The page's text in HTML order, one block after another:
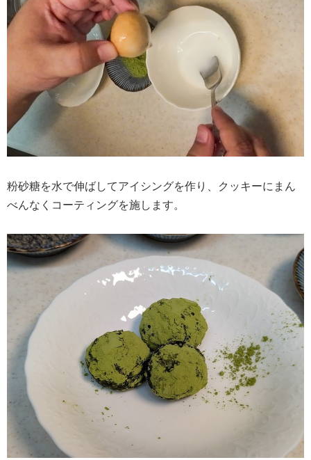
粉砂糖を水で伸ばしてアイシングを作り、クッキーにまん
べんなくコーティングを施します。